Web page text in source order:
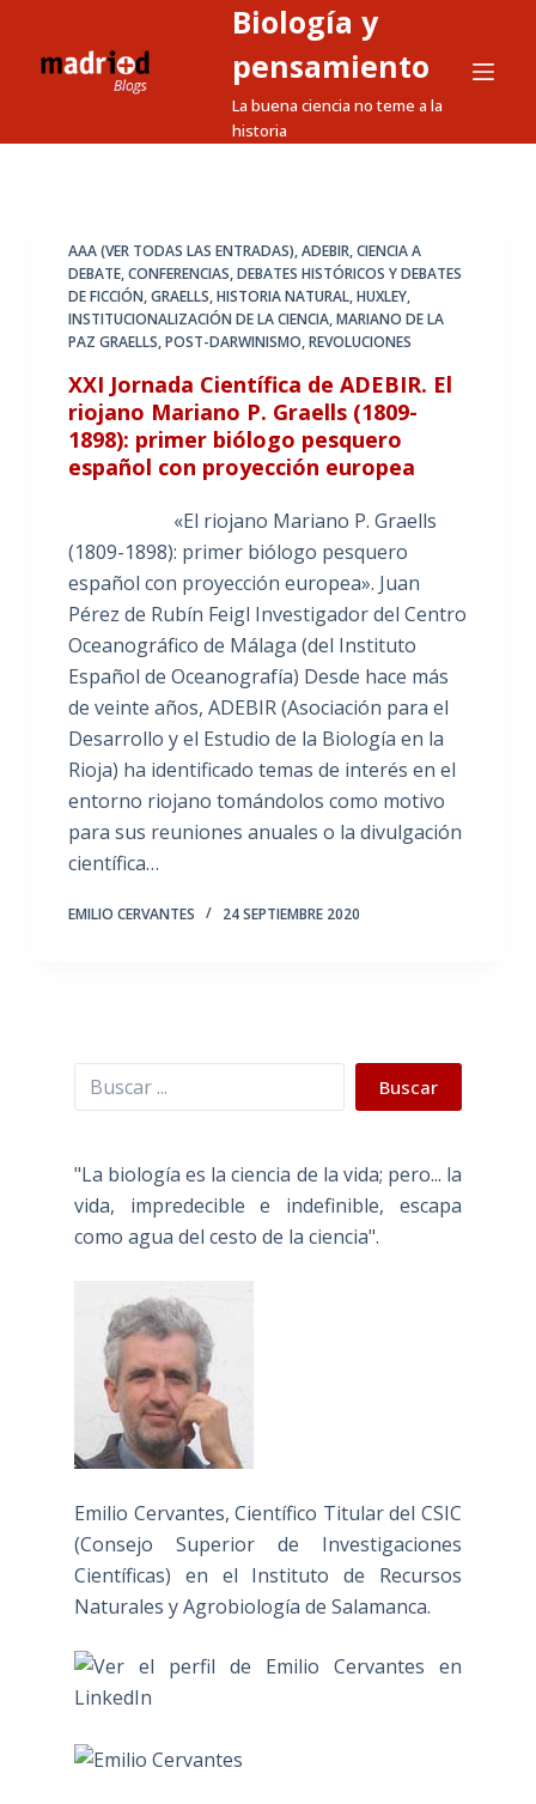
a
Biología y
pensamiento
La buena ciencia no teme a la
historia
AAA (VER TODAS LAS ENTRADAS),ADEBIR,CIENCIA A
DEBATE,CONFERENCIAS,DEBATES HISTÓRICOS Y DEBATES
DE FICCIÓN,GRAELLS,HISTORIA NATURAL,HUXLEY,
INSTITUCIONALIZACIÓN DE LA CIENCIA,MARIANO DE LA
PAZ GRAELLS,POST-DARWINISMO,REVOLUCIONES
XXI Jornada Científica de ADEBIR. El
riojano Mariano P. Graells (1809-
1898): primer biólogo pesquero
español con proyección europea
«El riojano Mariano P. Graells
(1809-1898): primer biólogo pesquero
español con proyección europea». Juan
Pérez de Rubín Feigl Investigador del Centro
Oceanográfico de Málaga (del Instituto
Español de Oceanografía) Desde hace más
de veinte años, ADEBIR (Asociación para el
Desarrollo y el Estudio de la Biología en la
Rioja) ha identificado temas de interés en el
entorno riojano tomándolos como motivo
para sus reuniones anuales o la divulgación
científica…
EMILIO CERVANTES 24 SEPTIEMBRE 2020
Buscar Buscar
"La biología es la ciencia de la vida; pero... la
vida, impredecible e indefinible, escapa
como agua del cesto de la ciencia".
Emilio Cervantes, Científico Titular del CSIC
(Consejo Superior de Investigaciones
Científicas) en el Instituto de Recursos
Naturales y Agrobiología de Salamanca.